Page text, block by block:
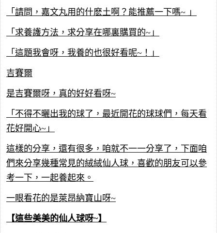
「請問，嘉文丸用的什麽土啊？能推薦一下嗎~ 」
「求養護方法，求分享在哪裏購買的~」
「這題我會呀，我養的也很好看呢~！」
吉賽爾
是吉賽爾呀，真的好好看呀~
「不得不曬出我的球了，最近開花的球球們，每天看
花好開心~」
這樣的分享，還有很多，咱就不一一分享了，下面咱
們來分享幾種常見的絨絨仙人球，喜歡的朋友可以參
考一下，一起養起來。
一眼看花的是萊昂納寶山呀~
【這些美美的仙人球呀~】